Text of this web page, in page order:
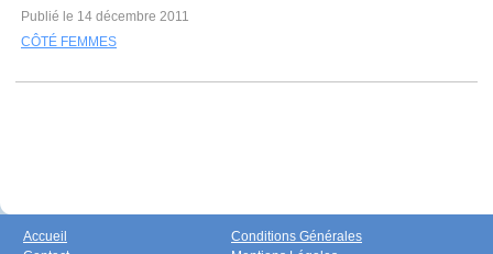
Publié le 14 décembre 2011
CÔTÉ FEMMES
Accueil
Conditions Générales